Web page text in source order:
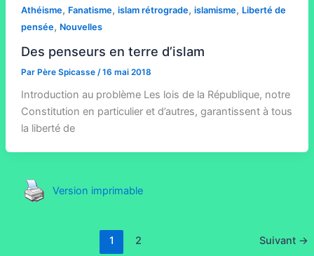
Athéisme, Fanatisme, islam rétrograde, islamisme, Liberté de
pensée, Nouvelles
Des penseurs en terre d’islam
Par Père Spicasse /16 mai 2018
Introduction au problème Les lois de la République, notre
Constitution en particulier et d’autres, garantissent à tous
la liberté de
Version imprimable
1 2 Suivant →